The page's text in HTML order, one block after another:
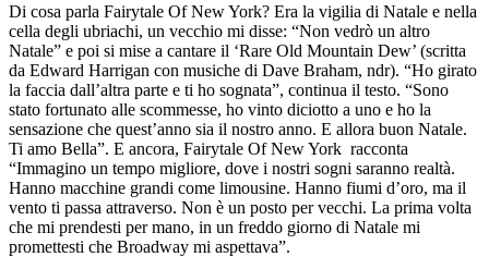
Di cosa parla Fairytale Of New York? Era la vigilia di Natale e nella
cella degli ubriachi, un vecchio mi disse: “Non vedrò un altro
Natale” e poi si mise a cantare il ‘Rare Old Mountain Dew’ (scritta
da Edward Harrigan con musiche di Dave Braham, ndr). “Ho girato
la faccia dall’altra parte e ti ho sognata”, continua il testo. “Sono
stato fortunato alle scommesse, ho vinto diciotto a uno e ho la
sensazione che quest’anno sia il nostro anno. E allora buon Natale.
Ti amo Bella”. E ancora, Fairytale Of New York racconta
“Immagino un tempo migliore, dove i nostri sogni saranno realtà.
Hanno macchine grandi come limousine. Hanno fiumi d’oro, ma il
vento ti passa attraverso. Non è un posto per vecchi. La prima volta
che mi prendesti per mano, in un freddo giorno di Natale mi
promettesti che Broadway mi aspettava”.